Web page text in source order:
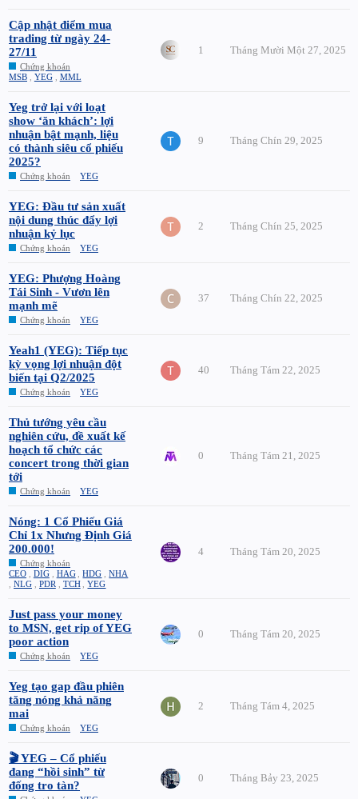
Cập nhật điểm mua
trading từ ngày 24-
27/11
Chứng khoán
MSB
YEG MML
1 Tháng Mười Một 27, 2025
Yeg trở lại với loạt
show ‘ăn khách’: lợi
nhuận bật mạnh, liệu
có thành siêu cổ phiếu
2025?
Chứng khoán YEG
9 Tháng Chín 29, 2025
YEG: Đầu tư sản xuất
nội dung thúc đẩy lợi
nhuận kỷ lục
Chứng khoán YEG
2 Tháng Chín 25, 2025
YEG: Phượng Hoàng
Tái Sinh - Vươn lên
mạnh mẽ
Chứng khoán YEG
37 Tháng Chín 22, 2025
Yeah1 (YEG): Tiếp tục
kỳ vọng lợi nhuận đột
biến tại Q2/2025
Chứng khoán YEG
40 Tháng Tám 22, 2025
Thủ tướng yêu cầu
nghiên cứu, đề xuất kế
hoạch tổ chức các
concert trong thời gian
tới
Chứng khoán YEG
0 Tháng Tám 21, 2025
Nóng: 1 Cổ Phiếu Giá
Chỉ 1x Nhưng Định Giá
200.000!
Chứng khoán
CEO
DIG HAG ,HDG ,NHA
NLG PDR TCH ,YEG
4 Tháng Tám 20, 2025
Just pass your money
to MSN, get rip of YEG
poor action
Chứng khoán YEG
0 Tháng Tám 20, 2025
Yeg tạo gap đầu phiên
tăng nóng khả năng
mai
Chứng khoán YEG
2 Tháng Tám 4, 2025
🎬 YEG – Cổ phiếu
đang “hồi sinh” từ
đống tro tàn?
0 Tháng Bảy 23, 2025